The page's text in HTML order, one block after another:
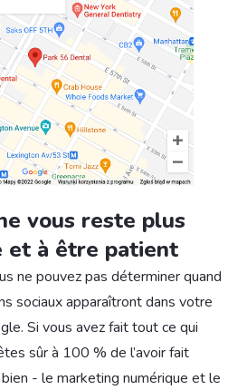
vous reste plus
et à être patient
ne pouvez pas déterminer quand
sociaux apparaîtront dans votre
Si vous avez fait tout ce qui
sûr à 100 % de l’avoir fait
- le marketing numérique et le